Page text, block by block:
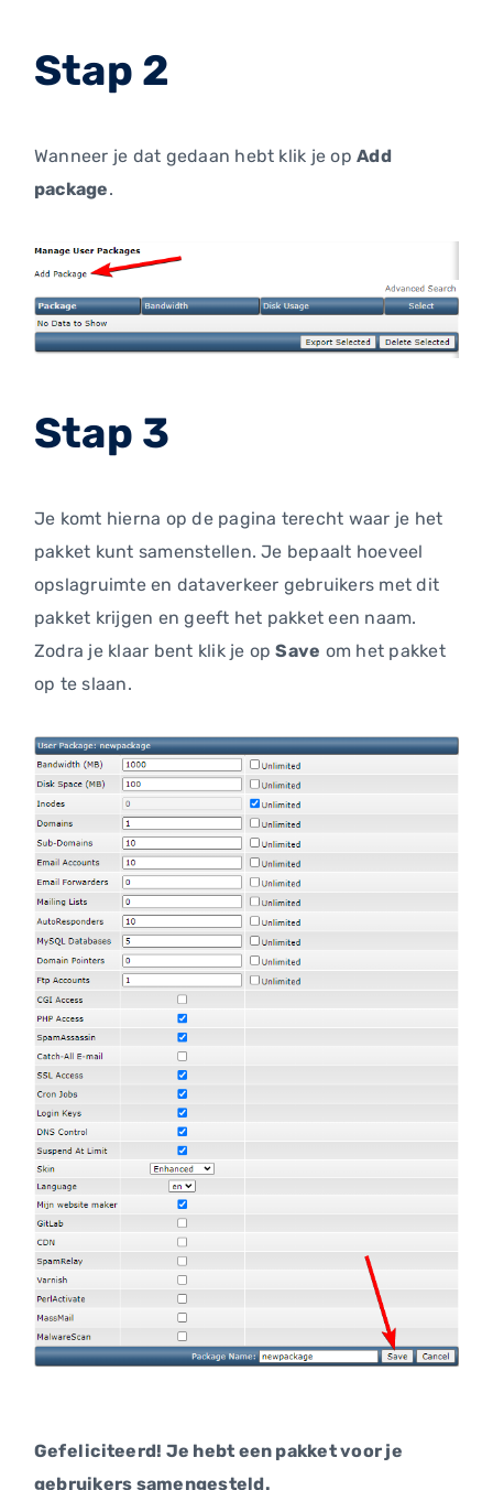
Stap 2
Wanneer je dat gedaan hebt klik je opAdd
package.
Stap 3
Je komt hierna op de pagina terecht waar je het
pakket kunt samenstellen. Je bepaalt hoeveel
opslagruimte en dataverkeer gebruikers met dit
pakket krijgen en geeft het pakket een naam.
Zodra je klaar bent klik je opSave om het pakket
op te slaan.
Gefeliciteerd! Je hebt een pakket voor je
gebruikers samengesteld.